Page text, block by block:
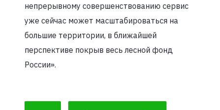
непрерывному совершенствованию сервис
уже сейчас может масштабироваться на
большие территории, в ближайшей
перспективе покрыв весь лесной фонд
России».